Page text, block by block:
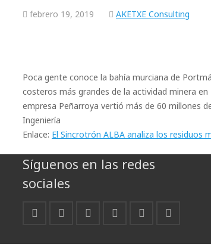
febrero 19, 2019 AKETXE Consulting
Poca gente conoce la bahía murciana de
costeros más grandes de la actividad minera
empresa Peñarroya vertió más de 60 millones
Ingeniería
Enlace: El Sincrotrón ALBA analiza los residuos
Síguenos en las redes
sociales